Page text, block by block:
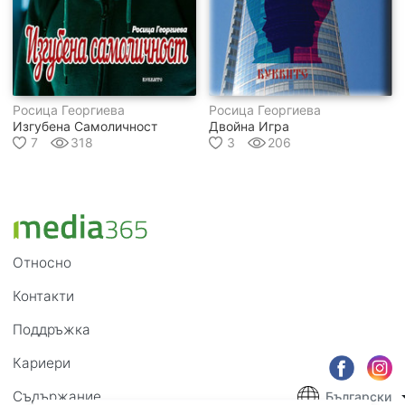
Росица Георгиева
Изгубена Самоличност
7
318
Росица Георгиева
Двойна Игра
3
206
Относно
Контакти
Поддръжка
Кариери
Съдържание
Български